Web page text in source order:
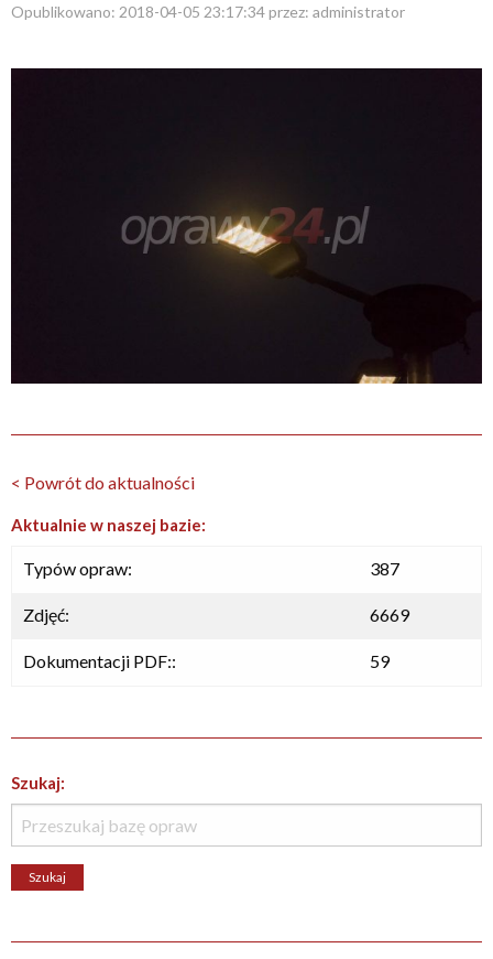
Opublikowano: 2018-04-05 23:17:34przez: administrator
< Powrót do aktualności
Aktualnie w naszej bazie:
Typów opraw: 387
Zdjęć: 6669
Dokumentacji PDF:: 59
Szukaj: